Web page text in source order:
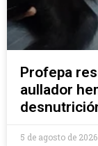
Profepa
aullador
5 de agosto de 2026